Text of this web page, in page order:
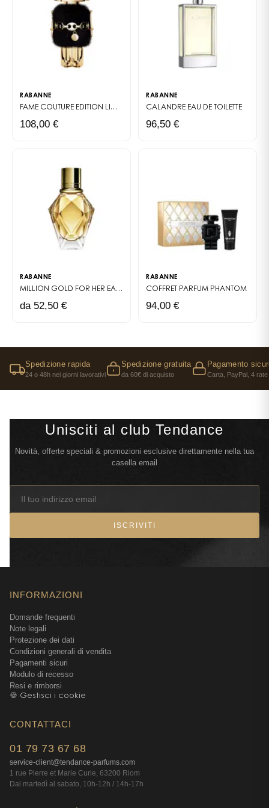
RABANNE
FAME COUTURE EDITION LIMITÉE EAU DE PARFUM
108,00 €
RABANNE
CALANDRE EAU DE TOILETTE
96,50 €
RABANNE
MILLION GOLD FOR HER EAU DE PARFUM
da 52,50 €
RABANNE
COFFRET PARFUM PHANTOM
94,00 €
Spedizione rapida
24 o 48h nei giorni lavorativi
Spedizione gratuita
da 60€ di acquisto
Pagamento
Carta, PayPal, 4
Unisciti al club Tendance
Novità, offerte speciali & promozioni esclusive direttamente nella tua
casella email
ISCRIVITI
INFORMAZIONI
Domande frequenti
Note legali
Protezione dei dati
Condizioni generali di vendita
Pagamenti sicuri
Modulo di recesso
Resi e rimborsi
🍪 Gestisci i cookie
CONTATTACI
01 79 73 67 68
service-client@tendance-parfums.com
1 rue Pierre et Marie Curie, 63200 Riom
Dal martedì al sabato, 10h-12h / 14h-17h